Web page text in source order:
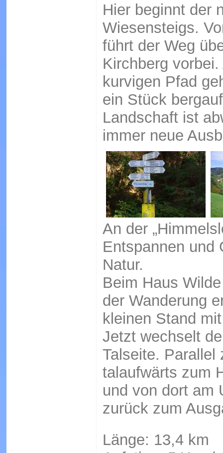
Hier beginnt der
Wiesensteigs.
führt der Weg
Kirchberg
kurvigen Pfad
ein Stück
Landschaft ist
immer neue
An der
Entspannen und
Natur.
Beim Haus
der Wanderung
kleinen Stand
Jetzt wechselt
Talseite. Parallel
talaufwärts zum
und von dort am
zurück zum
Länge: 13,4 km